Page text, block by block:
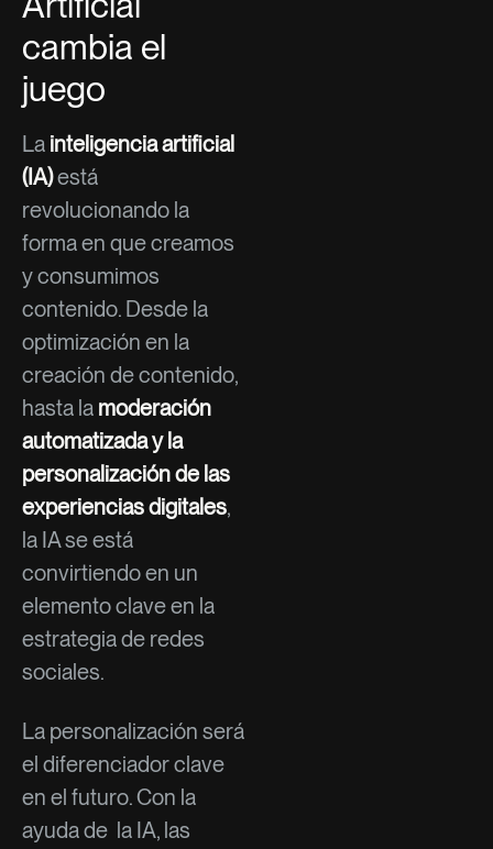
cambia el
juego
La inteligencia artificial
(IA)está
revolucionando la
forma en que creamos
y consumimos
contenido. Desde la
optimización en la
creación de contenido,
hasta la moderación
automatizada y la
personalización de las
experiencias digitales,
la IA se está
convirtiendo en un
elemento clave en la
estrategia de redes
sociales.
La personalización será
el diferenciador clave
en el futuro. Con la
ayuda de la IA, las